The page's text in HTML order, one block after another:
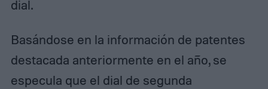
dial.
Basándose en la información de patentes
destacada anteriormente en el año, se
especula que el dial de segunda